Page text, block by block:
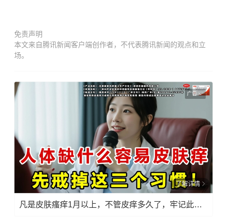
免责声明
本文来自腾讯新闻客户端创作者，不代表腾讯新闻的观点和立
场。
广告
了解详情
凡是皮肤瘙痒1月以上，不管皮痒多久了，牢记此法，快！准！狠！